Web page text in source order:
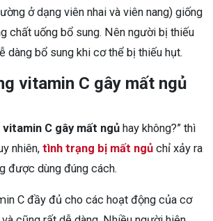
ở dạng viên nhai và viên nang) giống
chất uống bổ sung. Nên người bị thiếu
dàng bổ sung khi cơ thể bị thiếu hụt.
vitamin C gây mất ngủ
vitamin C gây mất ngủ hay không?” thì
nhiên, tình trạng bị mất ngủ chỉ xảy ra
được dùng đúng cách.
C đầy đủ cho các hoạt động của cơ